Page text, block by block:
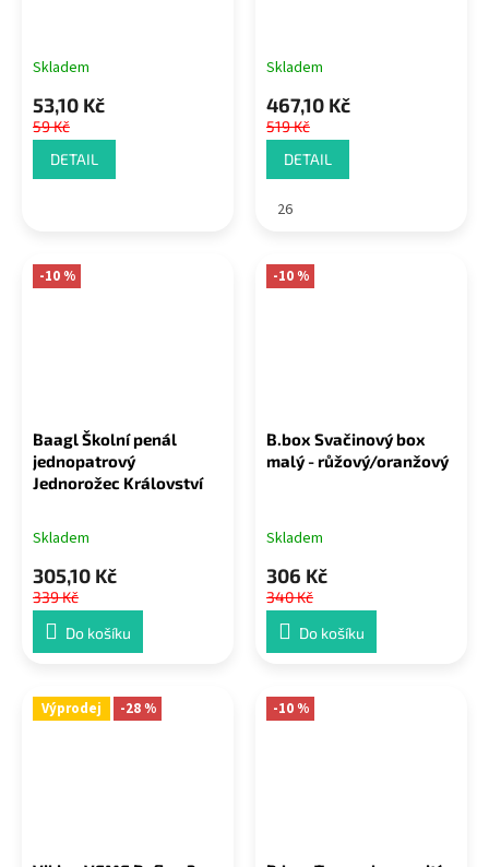
Skladem
53,10 Kč
59 Kč
DETAIL
Skladem
467,10 Kč
519 Kč
DETAIL
26
-10 %
Baagl Školní penál
jednopatrový
Jednorožec Království
Skladem
305,10 Kč
339 Kč
Do košíku
-10 %
B.box Svačinový box
malý - růžový/oranžový
Skladem
306 Kč
340 Kč
Do košíku
Výprodej -28 % -10 %